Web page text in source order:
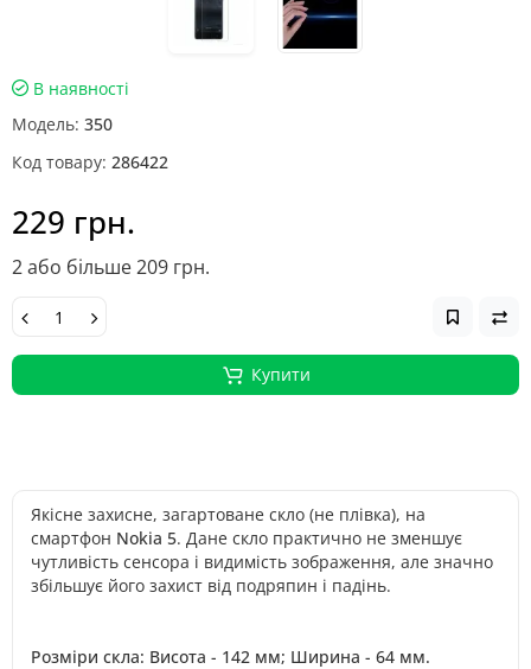
В наявності
Модель: 350
Код товару: 286422
229 грн.
2 або більше 209 грн.
Купити
Якісне захисне, загартоване скло (не плівка), на
смартфон Nokia 5. Дане скло практично не зменшує
чутливість сенсора і видимість зображення, але значно
збільшує його захист від подряпин і падінь.
Розміри скла: Висота - 142 мм; Ширина - 64 мм.